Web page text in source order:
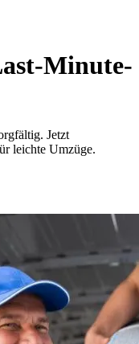
Minute-
Jetzt
leichte Umzüge.